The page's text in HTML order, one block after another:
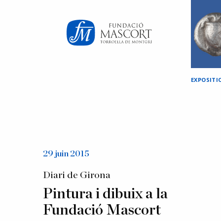
29 juin 2015
Diari de Girona
Pintura i dibuix a la
Fundació Mascort